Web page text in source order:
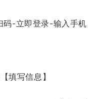
码-立即登录-输入手机
填写信息】